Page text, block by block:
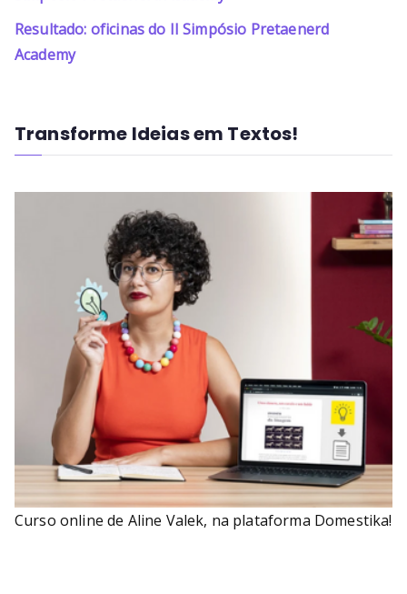
Resultado: oficinas do II Simpósio Pretaenerd
Academy
Transforme Ideias em Textos!
Curso online de Aline Valek, na plataforma Domestika!